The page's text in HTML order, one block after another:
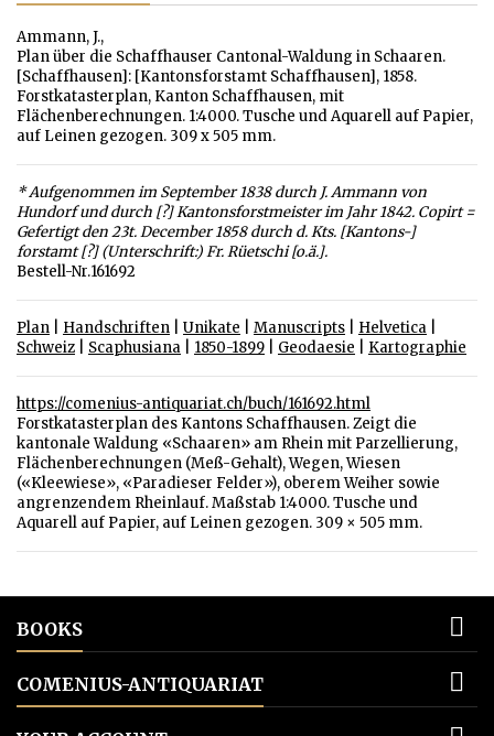
Ammann, J.,
Plan über die Schaffhauser Cantonal-Waldung in Schaaren.
[Schaffhausen]: [Kantonsforstamt Schaffhausen], 1858.
Forstkatasterplan, Kanton Schaffhausen, mit
Flächenberechnungen. 1:4000. Tusche und Aquarell auf Papier,
auf Leinen gezogen. 309 x 505 mm.
* Aufgenommen im September 1838 durch J. Ammann von
Hundorf und durch [?] Kantonsforstmeister im Jahr 1842. Copirt =
Gefertigt den 23t. December 1858 durch d. Kts. [Kantons-]
forstamt [?] (Unterschrift:) Fr. Rüetschi [o.ä.].
Bestell-Nr.161692
Plan Handschriften Unikate Manuscripts Helvetica
Schweiz
Scaphusiana 1850-1899 Geodaesie Kartographie
https://comenius-antiquariat.ch/buch/161692.html
Forstkatasterplan des Kantons Schaffhausen. Zeigt die
kantonale Waldung «Schaaren» am Rhein mit Parzellierung,
Flächenberechnungen (Meß-Gehalt), Wegen, Wiesen
(«Kleewiese», «Paradieser Felder»), oberem Weiher sowie
angrenzendem Rheinlauf. Maßstab 1:4000. Tusche und
Aquarell auf Papier, auf Leinen gezogen. 309 × 505 mm.
BOOKS 
COMENIUS-ANTIQUARIAT 